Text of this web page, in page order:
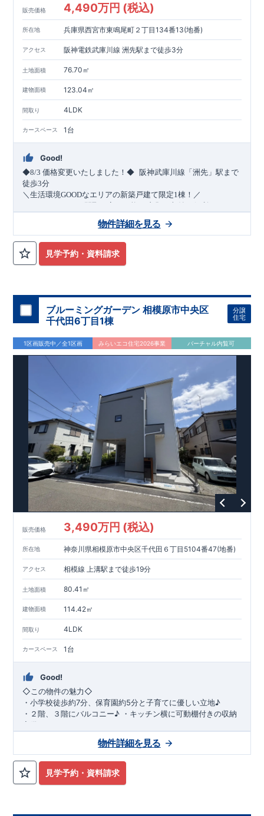
販売価格 4,490万円 (税込)
所在地 兵庫県西宮市東鳴尾町２丁目134番13(地番)
アクセス 阪神電鉄武庫川線 洲先駅まで徒歩3分
土地面積 76.70㎡
建物面積 123.04㎡
間取り 4LDK
カースペース 1台
Good!
◆8/3 価格変更いたしました！◆ ​阪神武庫川線 「洲先」駅まで
徒歩3分
＼生活環境GOODなエリアの新築戸建て限定1棟！／
・2部屋から行き来できる
・デザインと機能性を兼ね備えたオープンサニタリー
リビング全体を見渡せる
​
ーパー）徒歩10分 約787ｍ)​
・網戸
↓クリックすると特設ページにジャンプします↓
2024 年グッドデザイン賞 プロジェクト同時受賞
せる道」 ○第18回キッズデザイン賞受賞 ・2024年、東栄住宅
の新たな空間提案 「マルチエント ランス」が受賞いたしまし
た！
耐震等級最高等級3 ・数百年に一度の地震に耐える力
倍の耐震性！
ー採用で安心！ ○BELS ・エコ住宅としての性能評価を全号棟
が取得しています！ ○住宅性能評価ダブル取得 ・『設計』住
ております。
・『建設』住宅性能評価…評価を受けた図面通
りに施工されているか、建設までに計4回チェックが行われま
す。
平日・休日ご内覧可能です！
ぜひお気軽にお問い合わせください♪ 西宮営業所 TEL
0798-
38-1246​(定休日：火・水・年末年始
見学予約・資料請求
物件詳細を見る
ブルーミングガーデン 相模原市中央区
千代田6丁目1棟
分譲
住宅
1区画販売中／全1区画 みらいエコ住宅2026事業 バーチャル内覧可
販売価格 3,490万円 (税込)
所在地 神奈川県相模原市中央区千代田６丁目5104番47(地番)
アクセス 相模線 上溝駅まで徒歩19分
土地面積 80.41㎡
建物面積 114.42㎡
間取り 4LDK
カースペース 1台
Good!
◇ この物件の魅力◇
・小学校徒歩約7分、保育園約5分と子育てに優しい立地♪
・２階、３階にバルコニー♪ ・キッチン横に可動棚付きの収納
完備。
相模線「上溝」駅徒歩19分 ◇ロケーション
・相模原市立星が丘小学校
徒歩7分 ・オーケ
ー相模原店
模原店 徒歩
・やまうち医院 徒歩
見学予約・資料請求
物件詳細を見る